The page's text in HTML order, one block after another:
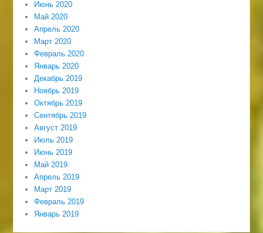
Июнь 2020
Май 2020
Апрель 2020
Март 2020
Февраль 2020
Январь 2020
Декабрь 2019
Ноябрь 2019
Октябрь 2019
Сентябрь 2019
Август 2019
Июль 2019
Июнь 2019
Май 2019
Апрель 2019
Март 2019
Февраль 2019
Январь 2019